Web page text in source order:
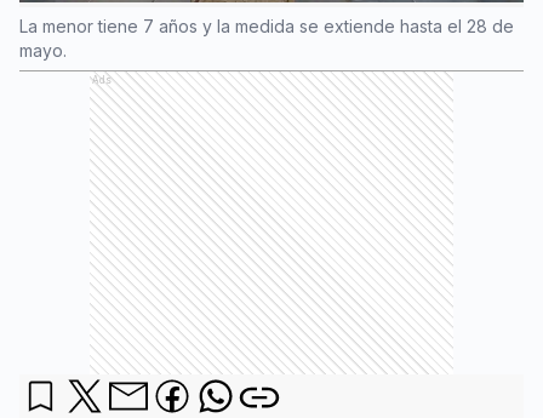
La menor tiene 7 años y la medida se extiende hasta el 28 de
mayo.
Ads